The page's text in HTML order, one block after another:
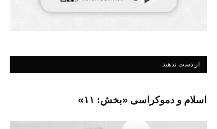
از دست ندهید
اسلام و دموکراسی «بخش: ۱۱»